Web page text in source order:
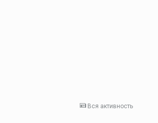
Вся активность